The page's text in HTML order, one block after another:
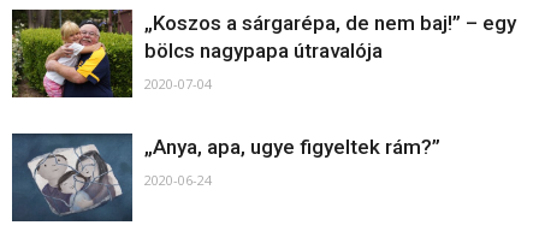
„Koszos a sárgarépa, de nem baj!” – egy
bölcs nagypapa útravalója
2020-07-04
„Anya, apa, ugye figyeltek rám?”
2020-06-24